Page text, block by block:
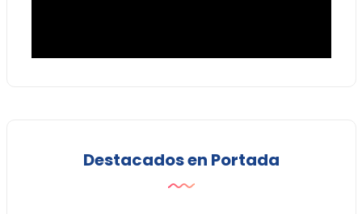
Destacados en Portada